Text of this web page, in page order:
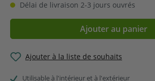
Délai de livraison 2-3 jours ouvrés
Ajouter au panier
Ajouter à la liste de souhaits
Utilisable à l'intérieur et à l'extérieur